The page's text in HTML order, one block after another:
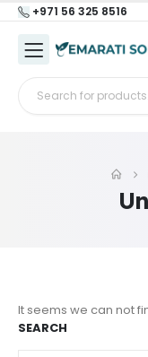
+971 56 325 8516
It seems we can not
SEARCH